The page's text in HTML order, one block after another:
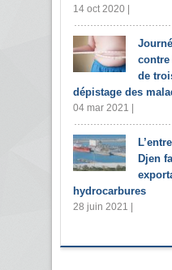
14 oct 2020 |
de
dépistage des
04 mar 2021 |
Djen
hydrocarbures
28 juin 2021 |